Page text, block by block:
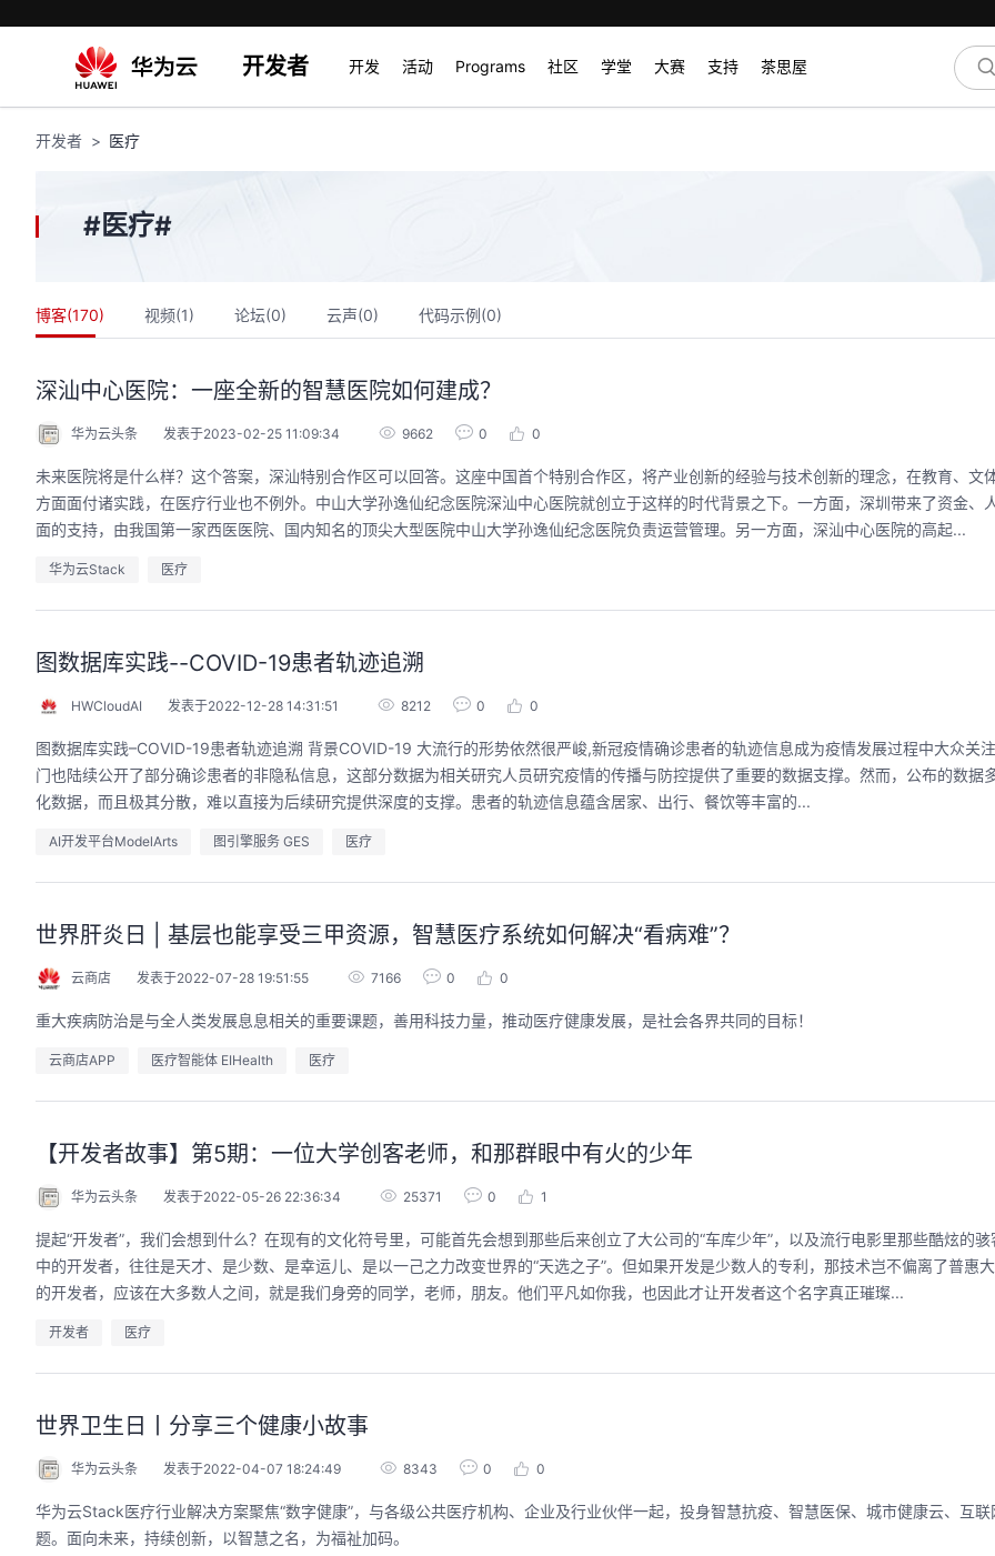
开发者 开发 活动 Programs 社区 学堂 大赛 支持 茶思屋
开发者 医疗
#医疗#
博客(170) 视频(1) 论坛(0) 云声(0) 代码示例(0)
深汕中心医院：一座全新的智慧医院如何建成？
华为云头条 发表于2023-02-25 11:09:34 9662 0 0
未来医院将是什么样？这个答案，深汕特别合作区可以回答。这座中国首个特别合作区，将产业创新的经验与技术创新的理念，在教育、文
方面面付诸实践，在医疗行业也不例外。中山大学孙逸仙纪念医院深汕中心医院就创立于这样的时代背景之下。一方面，深圳带来了资金、
面的支持，由我国第一家西医医院、国内知名的顶尖大型医院中山大学孙逸仙纪念医院负责运营管理。另一方面，深汕中心医院的高起...
华为云Stack 医疗
图数据库实践--COVID-19患者轨迹追溯
HWCloudAI 发表于2022-12-28 14:31:51 8212 0 0
图数据库实践–COVID-19患者轨迹追溯 背景COVID-19 大流行的形势依然很严峻,新冠疫情确诊患者的轨迹信息成为疫情发展过程中大众关
门也陆续公开了部分确诊患者的非隐私信息，这部分数据为相关研究人员研究疫情的传播与防控提供了重要的数据支撑。然而，公布的数据
化数据，而且极其分散，难以直接为后续研究提供深度的支撑。患者的轨迹信息蕴含居家、出行、餐饮等丰富的...
AI开发平台ModelArts 图引擎服务 GES 医疗
世界肝炎日 | 基层也能享受三甲资源，智慧医疗系统如何解决“看病难”？
云商店 发表于2022-07-28 19:51:55 7166 0 0
重大疾病防治是与全人类发展息息相关的重要课题，善用科技力量，推动医疗健康发展，是社会各界共同的目标！
云商店APP 医疗智能体 EIHealth 医疗
【开发者故事】第5期：一位大学创客老师，和那群眼中有火的少年
华为云头条 发表于2022-05-26 22:36:34 25371 0 1
提起“开发者”，我们会想到什么？在现有的文化符号里，可能首先会想到那些后来创立了大公司的“车库少年”，以及流行电影里那些酷炫的
中的开发者，往往是天才、是少数、是幸运儿、是以一己之力改变世界的“天选之子”。但如果开发是少数人的专利，那技术岂不偏离了普惠
的开发者，应该在大多数人之间，就是我们身旁的同学，老师，朋友。他们平凡如你我，也因此才让开发者这个名字真正璀璨...
开发者 医疗
世界卫生日丨分享三个健康小故事
华为云头条 发表于2022-04-07 18:24:49 8343 0 0
华为云Stack医疗行业解决方案聚焦“数字健康”，与各级公共医疗机构、企业及行业伙伴一起，投身智慧抗疫、智慧医保、城市健康云、互
题。面向未来，持续创新，以智慧之名，为福祉加码。
林华鼎-华为云AI开发者运营负责人
程，只教用AI · 零代码、有产出、能带走、可炫
耀 · 每课人人动手实操
kill市场安装专家技能，
求，开发，审查，重构